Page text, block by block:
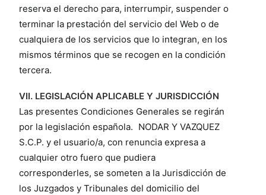
reserva el derecho para, interrumpir, suspender o
terminar la prestación del servicio del Web o de
cualquiera de los servicios que lo integran, en los
mismos términos que se recogen en la condición
tercera.
VII. LEGISLACIÓN APLICABLE Y JURISDICCIÓN
Las presentes Condiciones Generales se regirán
por la legislación española. NODAR Y VAZQUEZ
S.C.P. y el usuario/a, con renuncia expresa a
cualquier otro fuero que pudiera
corresponderles, se someten a la Jurisdicción de
los Juzgados y Tribunales del domicilio del